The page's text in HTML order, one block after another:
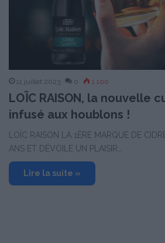
11 juillet 2023 0 1 100
LOÏC RAISON, la nouvelle
infusé aux houblons !
LOÏC RAISON LA 1ÈRE MARQUE DE
ANS ET DÉVOILE UN PLAISIR…
Lire la suite »